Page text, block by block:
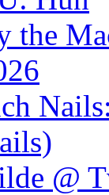
the
@